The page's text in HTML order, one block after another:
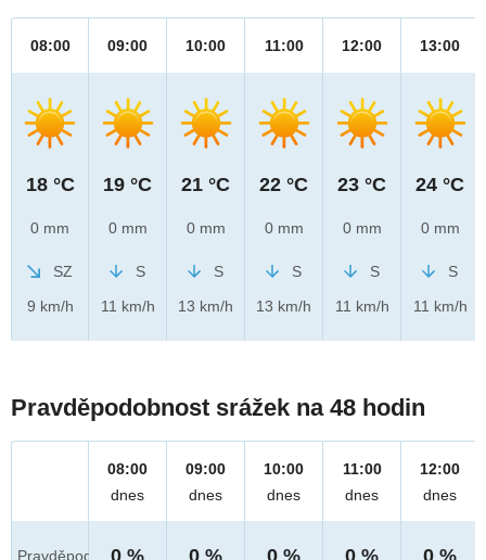
08:00
18 °C
0 mm
SZ
9 km/h
09:00
19 °C
0 mm
S
11 km/h
10:00
21 °C
0 mm
S
13 km/h
11:00
22 °C
0 mm
S
13 km/h
12:00
23 °C
0 mm
S
11 km/h
13:00
24 °C
0 mm
S
11 km/h
Pravděpodobnost srážek na 48 hodin
Pravděpod.
08:00
dnes
09:00
dnes
10:00
dnes
11:00
dnes
12:00
dnes